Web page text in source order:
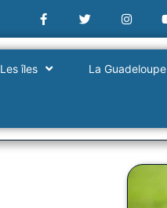
Les îles La Guadeloupe